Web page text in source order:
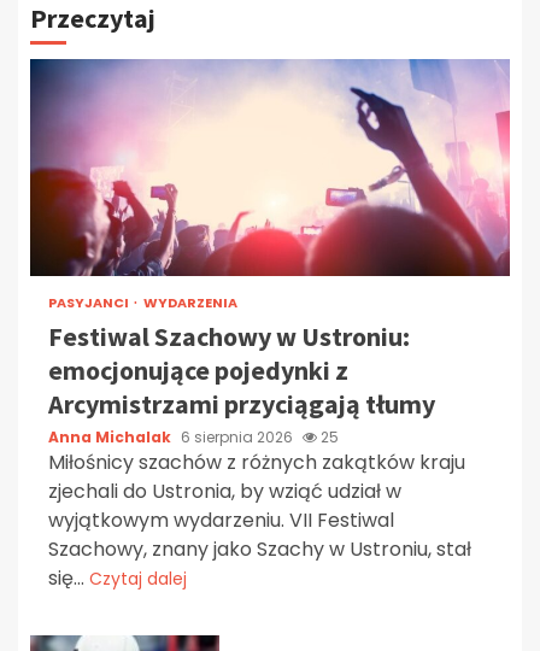
Przeczytaj
PASYJANCI WYDARZENIA
Festiwal Szachowy w Ustroniu:
emocjonujące pojedynki z
Arcymistrzami przyciągają tłumy
Anna Michalak 6 sierpnia 2026 25
Miłośnicy szachów z różnych zakątków kraju
zjechali do Ustronia, by wziąć udział w
wyjątkowym wydarzeniu. VII Festiwal
Szachowy, znany jako Szachy w Ustroniu, stał
się... Czytaj dalej